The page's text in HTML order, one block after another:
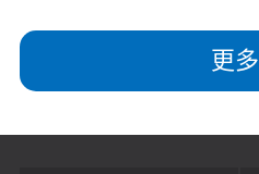
更多